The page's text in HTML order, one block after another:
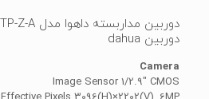
دوربین dahua
Camera
Image Sensor 1/2.9″ CMOS